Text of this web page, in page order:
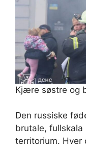
Kjære søstre og
Den russiske
brutale, fullskala
territorium. Hver